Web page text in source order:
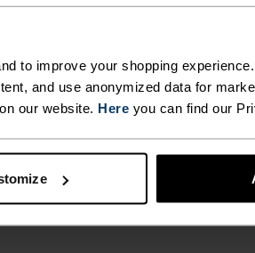
to improve your shopping
and use anonymized data for
our website. Here you can find our
%
-20 %
Sommersalg